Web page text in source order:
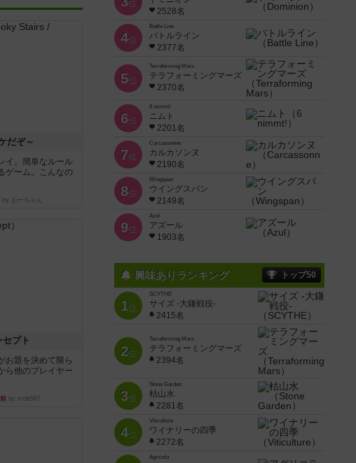
位
2528名
4位
Battle Line
バトルライン
2377名
5位
Terraforming Mars
テラフォーミングマーズ
2370名
6位
6 nimmt!
ニムト
2201名
7位
Carcassonne
カルカソンヌ
2190名
8位
Wingspan
ウイングスパン
2149名
9位
Azul
アズール
1903名
興味ありランキング トップ50
1位
SCYTHE
サイズ -大鎌戦役-
2415名
2位
Terraforming Mars
テラフォーミングマーズ
2394名
3位
Stone Garden
枯山水
2281名
4位
Viticulture
ワイナリーの四季
2272名
Agricola